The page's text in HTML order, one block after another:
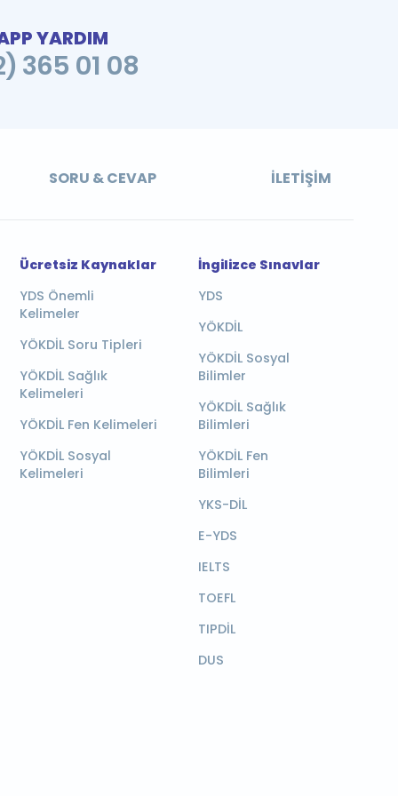
YARDIM
365 01 08
SORU & CEVAP İLETIŞIM
Ücretsiz Kaynaklar
YDS Önemli
Kelimeler
YÖKDİL Soru Tipleri
YÖKDİL Sağlık
Kelimeleri
YÖKDİL Fen Kelimeleri
YÖKDİL Sosyal
Kelimeleri
İngilizce Sınavlar
YDS
YÖKDİL
YÖKDİL Sosyal
Bilimler
YÖKDİL Sağlık
Bilimleri
YÖKDİL Fen
Bilimleri
YKS-DİL
E-YDS
IELTS
TOEFL
TIPDİL
DUS